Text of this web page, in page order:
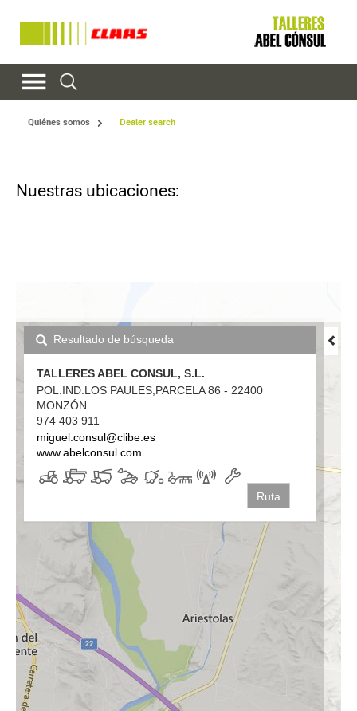
Quiénes somos Dealer search
Nuestras ubicaciones: